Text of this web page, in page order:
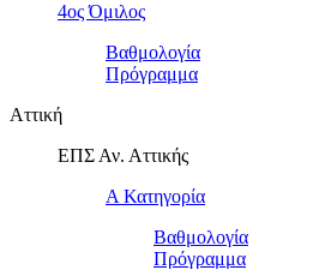
4ος Όμιλος
Βαθμολογία
Πρόγραμμα
Αττική
ΕΠΣ Αν. Αττικής
Α Κατηγορία
Βαθμολογία
Πρόγραμμα